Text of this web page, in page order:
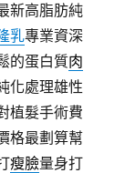
新高脂肪純
乳專業資深
的蛋白質肉
化處理雄性
植髮手術費
格最劃算幫
瘦臉量身打